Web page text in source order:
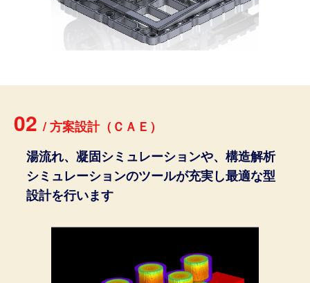
02 /方案設計（ Ｃ Ａ Ｅ ）
湯流れ、凝固シミュレーションや、構造解析
シミュレーションのツールが充実し最適な型
設計を行います